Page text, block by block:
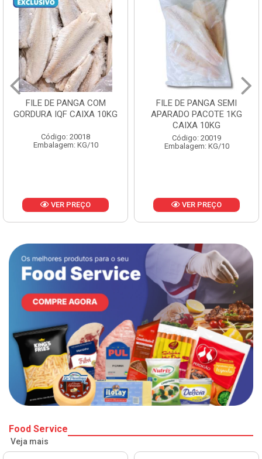
FILE DE PANGA SEMI
APARADO PACOTE 1KG
Código: 20019
Embalagem: KG/10
VER PREÇO
POLACA DESFIADA
PESCAMARES PCT5KG
CX10KG
Código: 20161
Embalagem: KG/10
VER PREÇO
Food Service
Veja mais